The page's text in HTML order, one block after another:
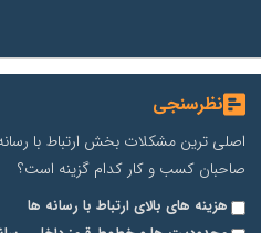
نظرسنجی
اصلی ترین مشکلات بخش ارتباط با
صاحبان کسب و کار کدام گزینه است؟
هزینه های بالای ارتباط با رسانه ها